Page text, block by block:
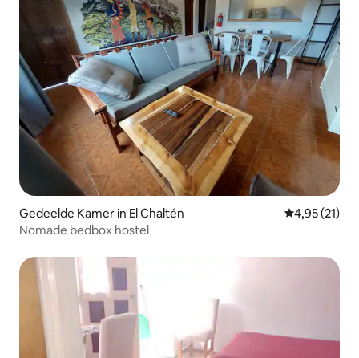
Gedeelde Kamer in El Chaltén Gemiddelde
4,95 (21)
Nomade bedbox hostel